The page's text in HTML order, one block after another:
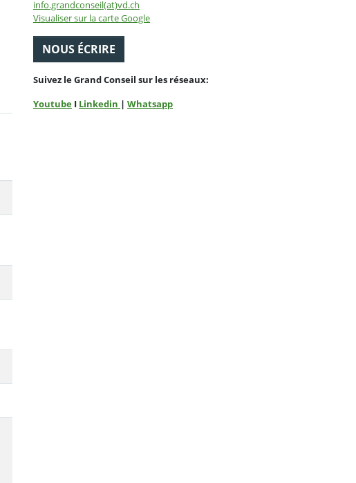
info.grandconseil(at)vd.ch
Visualiser sur la carte Google
NOUS ÉCRIRE
Suivez le Grand Conseil sur les réseaux:
Youtube I Linkedin | Whatsapp